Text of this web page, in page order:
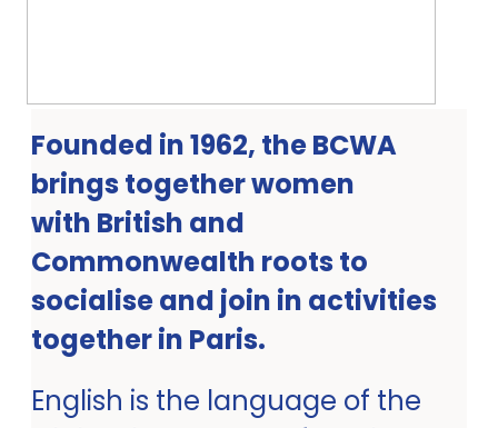
Founded in 1962, the BCWA
brings together women
with British and
Commonwealth roots to
socialise and join in activities
together in Paris.
English is the language of the